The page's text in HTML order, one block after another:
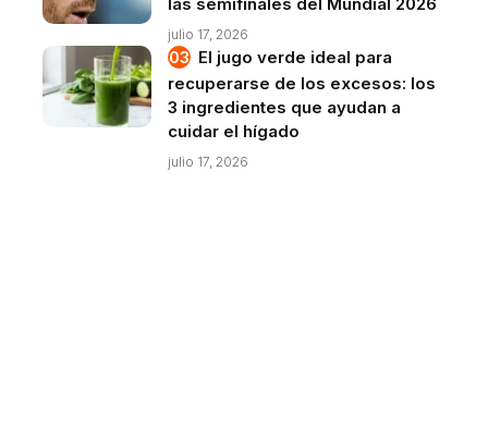
julio 17, 2026
El jugo verde ideal para
recuperarse de los excesos: los
3 ingredientes que ayudan a
cuidar el hígado
julio 17, 2026